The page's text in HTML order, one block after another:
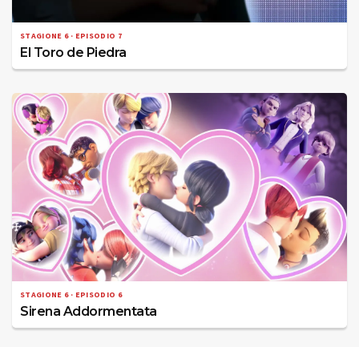
STAGIONE 6 · EPISODIO 7
El Toro de Piedra
STAGIONE 6 · EPISODIO 6
Sirena Addormentata